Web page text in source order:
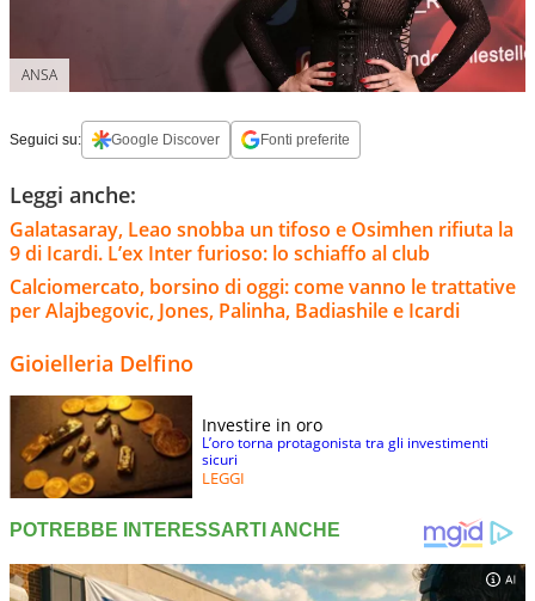
ANSA
Seguici su: Google Discover Fonti preferite
Leggi anche:
Galatasaray, Leao snobba un tifoso e Osimhen rifiuta la
9 di Icardi. L’ex Inter furioso: lo schiaffo al club
Calciomercato, borsino di oggi: come vanno le trattative
per Alajbegovic, Jones, Palinha, Badiashile e Icardi
Gioielleria Delfino
Investire in oro
L’oro torna protagonista tra gli investimenti
sicuri
LEGGI